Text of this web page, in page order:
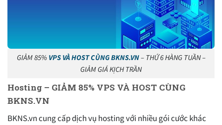
GIẢM 85% VPS VÀ HOST CÙNG BKNS.VN– THỨ 6 HÀNG TUẦN –
GIẢM GIÁ KỊCH TRẦN
Hosting – GIẢM 85% VPS VÀ HOST CÙNG
BKNS.VN
BKNS.vn cung cấp dịch vụ hosting với nhiều gói cước khác